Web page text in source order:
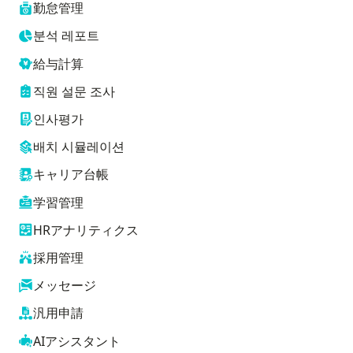
勤怠管理
분석 레포트
給与計算
직원 설문 조사
인사평가
배치 시뮬레이션
キャリア台帳
学習管理
HRアナリティクス
採用管理
メッセージ
汎用申請
AIアシスタント